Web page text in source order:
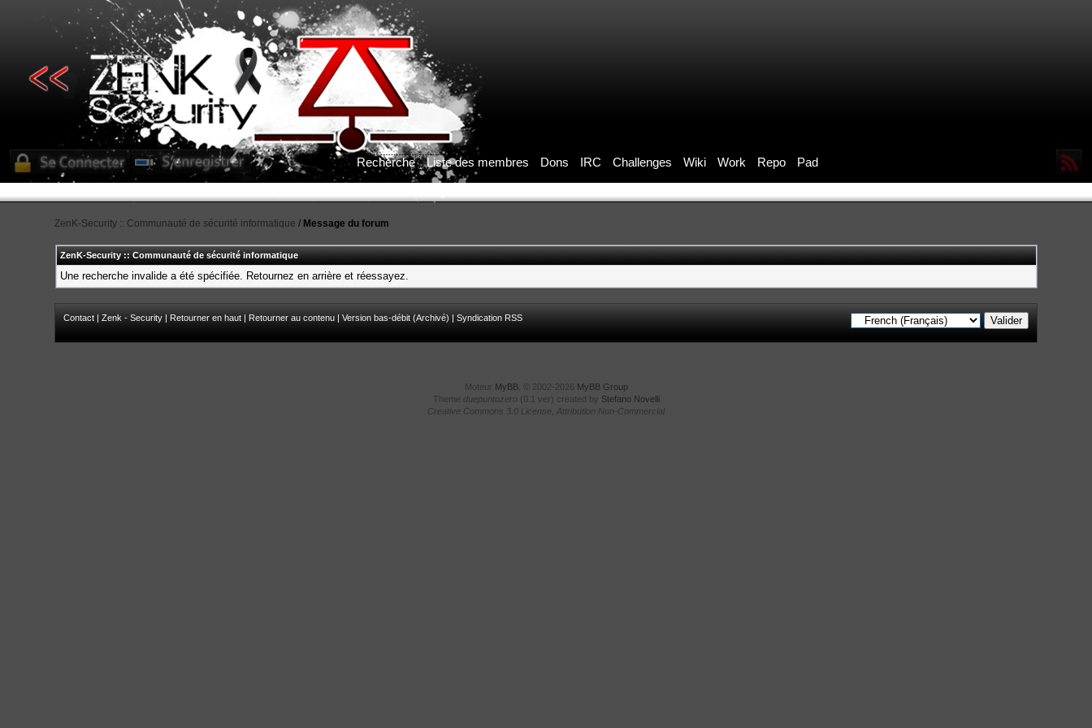
Recherche Liste des membres Dons IRC Challenges Wiki Work Repo Pad
ZenK-Security :: Communauté de sécurité informatique / Message du forum
ZenK-Security :: Communauté de sécurité informatique
Une recherche invalide a été spécifiée. Retournez en arrière et réessayez.
Contact |Zenk - Security | Retourner en haut | Retourner au contenu |Version bas-débit (Archivé) |Syndication RSS
Moteur MyBB, © 2002-2026 MyBB Group
Theme duepuntozero (0.1 ver) created by Stefano Novelli
Creative Commons 3.0 License, Attribution Non-Commercial